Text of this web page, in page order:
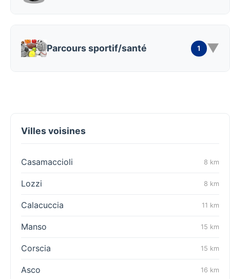
Parcours sportif/santé 1 ▼
Villes voisines
Casamaccioli 8 km
Lozzi 8 km
Calacuccia 11 km
Manso 15 km
Corscia 15 km
Asco 16 km